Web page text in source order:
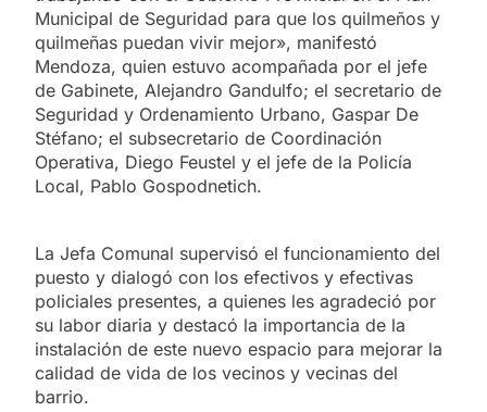
Municipal de Seguridad para que los quilmeños y
quilmeñas puedan vivir mejor», manifestó
Mendoza, quien estuvo acompañada por el jefe
de Gabinete, Alejandro Gandulfo; el secretario de
Seguridad y Ordenamiento Urbano, Gaspar De
Stéfano; el subsecretario de Coordinación
Operativa, Diego Feustel y el jefe de la Policía
Local, Pablo Gospodnetich.
La Jefa Comunal supervisó el funcionamiento del
puesto y dialogó con los efectivos y efectivas
policiales presentes, a quienes les agradeció por
su labor diaria y destacó la importancia de la
instalación de este nuevo espacio para mejorar la
calidad de vida de los vecinos y vecinas del
barrio.